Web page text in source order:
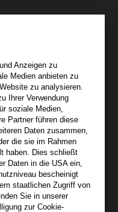
da.
Anzeigen zu
Medien anbieten zu
zu analysieren.
Ihrer Verwendung
soziale Medien,
Partner führen diese
Daten zusammen,
die sie im Rahmen
haben. Dies schließt
Daten in die USA ein,
bescheinigt
staatlichen Zugriff von
Sie in unserer
zur Cookie-